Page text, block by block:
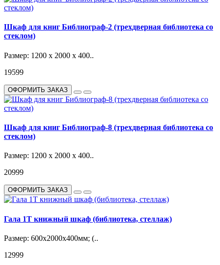
Шкаф для книг Библиограф-2 (трехдверная библиотека со
стеклом)
Размер: 1200 х 2000 х 400..
19599
ОФОРМИТЬ ЗАКАЗ
Шкаф для книг Библиограф-8 (трехдверная библиотека со
стеклом)
Размер: 1200 х 2000 х 400..
20999
ОФОРМИТЬ ЗАКАЗ
Гала 1Т книжный шкаф (библиотека, стеллаж)
Размер: 600х2000х400мм; (..
12999